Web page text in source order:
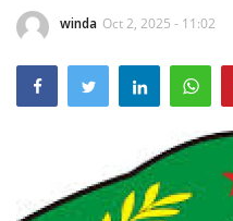
arcgis
PROFILE
GEOGRAFIS DAERAH
DEMOGRAFI
winda Oct 2, 2025 - 11:02